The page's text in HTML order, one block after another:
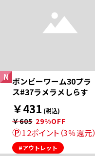
ボンビーワーム30プラ
ス#37ラメラメしらす
￥431 (税込)
￥605 29%OFF
12ポイント（3％還元）
#アウトレット